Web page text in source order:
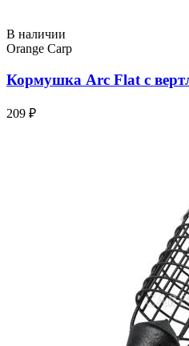
В наличии
Orange Carp
Кормушка Arc Flat с
209 ₽